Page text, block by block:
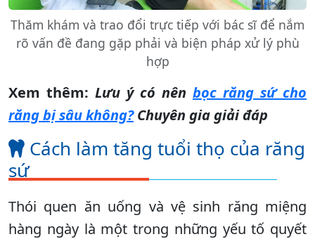
Thăm khám và trao đổi trực tiếp với bác sĩ để nắm
rõ vấn đề đang gặp phải và biện pháp xử lý phù
hợp
Xem thêm: Lưu ý có nên bọc răng sứ cho
răng bị sâu không?Chuyên gia giải đáp
Cách làm tăng tuổi thọ của răng
sứ
Thói quen ăn uống và vệ sinh răng miệng
hàng ngày là một trong những yếu tố quyết